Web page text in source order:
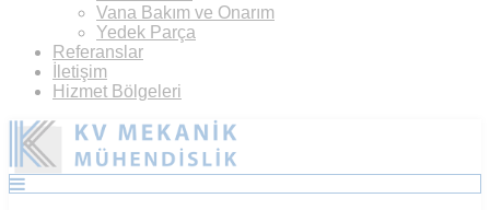
Vana Bakım ve Onarım
Yedek Parça
Referanslar
İletişim
Hizmet Bölgeleri